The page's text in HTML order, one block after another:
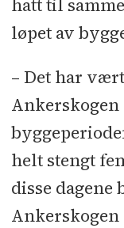
hatt til
løpet av
– Det har
Ankerskogen
helt stengt
disse dagene